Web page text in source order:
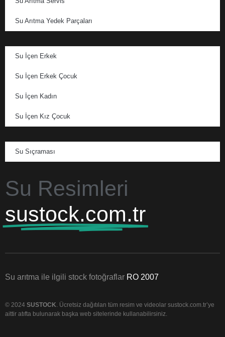
Su Arıtma Yedek Parçaları
Su İçen Erkek
Su İçen Erkek Çocuk
Su İçen Kadın
Su İçen Kız Çocuk
Su Sıçraması
Su Resimleri
sustock.com.tr
Su arıtma ile ilgili stock fotoğraflar RO 2007
© 2024 SUSTOCK. Ücretsiz dağıtılan tüm resim ve videolar sustock.com.tr’ye
aittir atıfta bulunarak başka web sitelerinde kullanabilirsiniz.